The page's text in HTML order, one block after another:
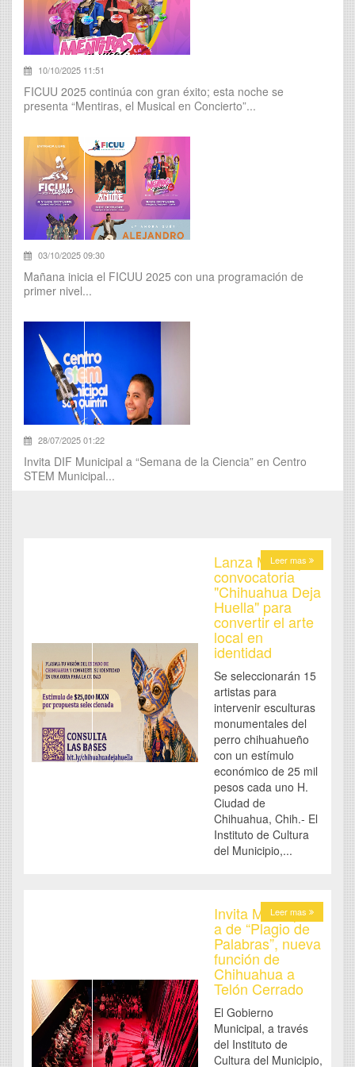
10/10/2025 11:51
FICUU 2025 continúa con gran éxito; esta noche se
presenta “Mentiras, el Musical en Concierto”...
03/10/2025 09:30
Mañana inicia el FICUU 2025 con una programación de
primer nivel...
28/07/2025 01:22
Invita DIF Municipal a “Semana de la Ciencia” en Centro
STEM Municipal...
Leer mas
Lanza Municipio
convocatoria
"Chihuahua Deja
Huella" para
convertir el arte
local en
identidad
Se seleccionarán 15
artistas para
intervenir esculturas
monumentales del
perro chihuahueño
con un estímulo
económico de 25 mil
pesos cada uno H.
Ciudad de
Chihuahua, Chih.- El
Instituto de Cultura
del Municipio,...
Leer mas
Invita Municipio
a de “Plagio de
Palabras”, nueva
función de
Chihuahua a
Telón Cerrado
El Gobierno
Municipal, a través
del Instituto de
Cultura del Municipio,